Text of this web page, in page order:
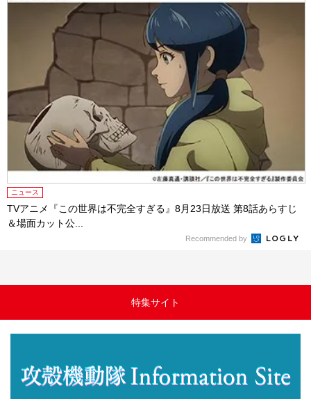
ニュース
TVアニメ『この世界は不完全すぎる』8月23日放送 第8話あらすじ
＆場面カット公...
Recommended by
特集サイト